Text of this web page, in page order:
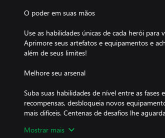
O poder em suas mãos
Use as habilidades únicas de cada herói
Aprimore seus artefatos e equipamentos e
além de seus limites!
Melhore seu arsenal
Suba suas habilidades de nível entre as
recompensas, desbloqueia novos
mais difíceis. Centenas de desafios lhe
Experiência rápida e emocionante
Mostrar mais